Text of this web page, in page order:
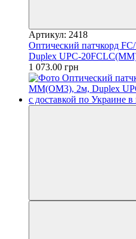
Артикул: 2418
Оптический патчкорд
Duplex UPC-
1 073.00 грн